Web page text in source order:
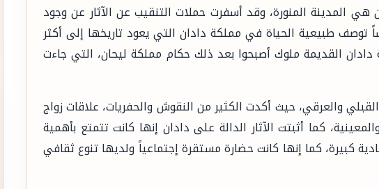
هي المدينة المنورة، وقد أسفرت حملات التنقيب عن الآثار عن وجود
توصف طبيعية الحياة في مملكة دادان التي يعود تاريخها إلى أكثر
دادان القديمة ملوك أصبحوا بعد ذلك حكام مملكة ليحان، التي جاءت
القبلي والعرقي، حيث أكدت الكثير من النقوش والحفريات، علاقات زواج
كما أثبتت الآثار الدالة على دادان إنها كانت تتمتع بأهمية
كبيرة، كما إنها كانت حضارة مستقرة إجتماعياً ولديها تنوع ثقافي